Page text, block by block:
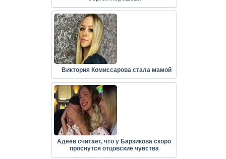
Виктория Комиссарова стала мамой
Адеев считает, что у Барзикова скоро
проснутся отцовские чувства